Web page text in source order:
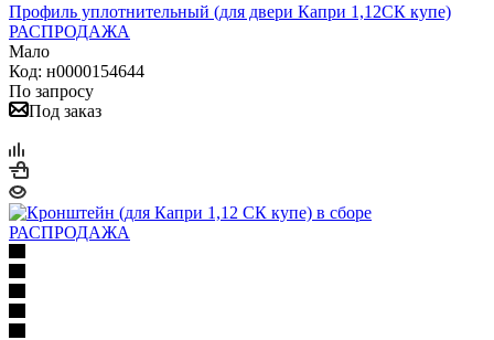
Профиль уплотнительный (для двери Капри 1,12СК купе)
РАСПРОДАЖА
Мало
Код: н0000154644
По запросу
Под заказ